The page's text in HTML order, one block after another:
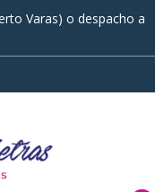
Varas) o despacho a